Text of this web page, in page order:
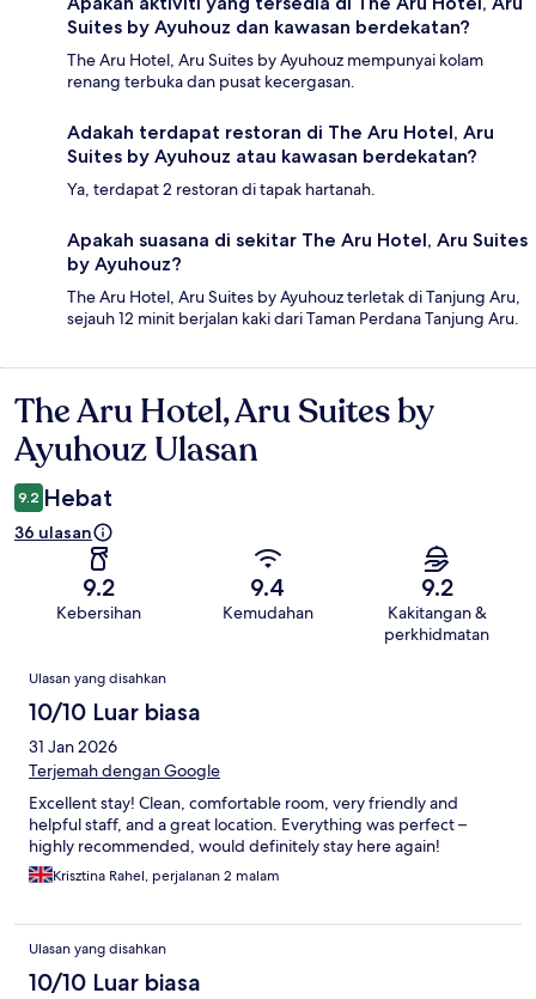
Suites by Ayuhouz dan kawasan berdekatan?
The Aru Hotel, Aru Suites by Ayuhouz mempunyai kolam
renang terbuka dan pusat kecergasan.
Adakah terdapat restoran di The Aru Hotel, Aru
Suites by Ayuhouz atau kawasan berdekatan?
Ya, terdapat 2 restoran di tapak hartanah.
Apakah suasana di sekitar The Aru Hotel, Aru Suites
by Ayuhouz?
The Aru Hotel, Aru Suites by Ayuhouz terletak di Tanjung Aru,
sejauh 12 minit berjalan kaki dari Taman Perdana Tanjung Aru.
Ulasan
The Aru Hotel, Aru Suites by
Ayuhouz Ulasan
9.2 Hebat
36 ulasan
9.2
Kebersihan
9.4
Kemudahan
9.2
Kakitangan &
perkhidmatan
Ulasan
Ulasan yang disahkan
10/10 Luar biasa
31 Jan 2026
Terjemah dengan Google
Excellent stay! Clean, comfortable room, very friendly and
helpful staff, and a great location. Everything was perfect –
highly recommended, would definitely stay here again!
Krisztina Rahel, perjalanan 2 malam
Ulasan yang disahkan
10/10 Luar biasa